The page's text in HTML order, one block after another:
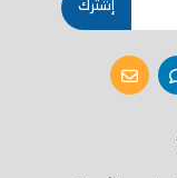
إشترك